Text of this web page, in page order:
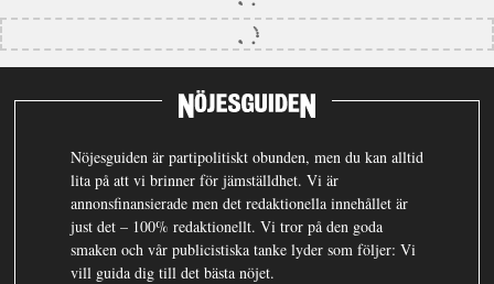
Nöjesguiden är partipolitiskt obunden, men du kan alltid
lita på att vi brinner för jämställdhet. Vi är
annonsfinansierade men det redaktionella innehållet är
just det – 100% redaktionellt. Vi tror på den goda
smaken och vår publicistiska tanke lyder som följer: Vi
vill guida dig till det bästa nöjet.